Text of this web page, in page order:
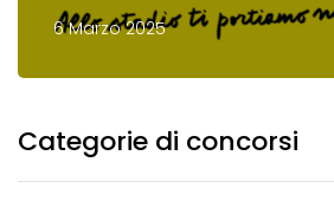
6 Marzo 2025
Categorie di concorsi